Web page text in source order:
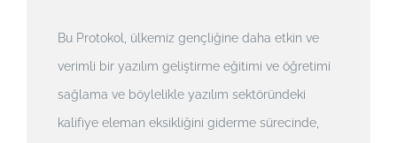
Bu Protokol, ülkemiz gençliğine daha etkin ve
verimli bir yazılım geliştirme eğitimi ve öğretimi
sağlama ve böylelikle yazılım sektöründeki
kalifiye eleman eksikliğini giderme sürecinde,